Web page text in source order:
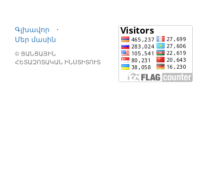
Գլխավոր
⋅
Մեր մասին
© ՑԱՆՑԱՅԻՆ
ՀԵՏԱԶՈՏԱԿԱՆ ԻՆՍՏԻՏՈՒՏ